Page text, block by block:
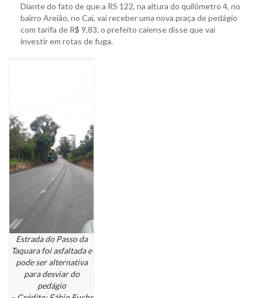
Diante do fato de que a RS 122, na altura do quilômetro 4, no
bairro Areião, no Caí, vai receber uma nova praça de pedágio
com tarifa de R$ 9,83, o prefeito caiense disse que vai
investir em rotas de fuga.
Estrada do Passo da
Taquara foi asfaltada e
pode ser alternativa
para desviar do
pedágio